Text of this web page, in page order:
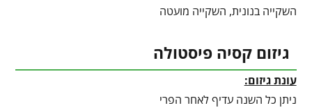
השקייה בנונית, השקייה מועטה
גיזום קסיה פיסטולה
עונת גיזום:
ניתן כל השנה עדיף לאחר הפרי